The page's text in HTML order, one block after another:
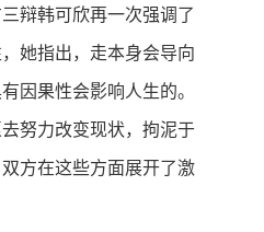
辩韩可欣再一次强调了
她指出，走本身会导向
因果性会影响人生的。
努力改变现状，拘泥于
方在这些方面展开了激